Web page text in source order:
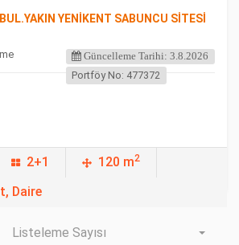
YENİKENT SABUNCU SİTESİ
Güncelleme Tarihi: 3.8.2026
Portföy No: 477372
2+1 120 m2
Daire
Listeleme Sayısı